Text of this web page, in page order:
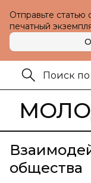
Отправьте
печатный
общества